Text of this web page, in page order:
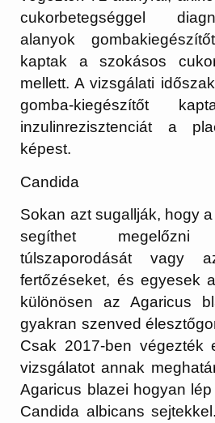
cukorbetegséggel
alanyok
kaptak a szokásos
mellett. A vizsgálati
gomba-kiegészítőt
inzulinrezisztenciát a
képest.
Candida
Sokan azt sugallják, hogy
segíthet
túlszaporodását vagy
fertőzéseket, és egyesek
különösen az Agaricus
gyakran szenved
Csak 2017-ben
vizsgálatot annak
Agaricus blazei hogyan
Candida albicans